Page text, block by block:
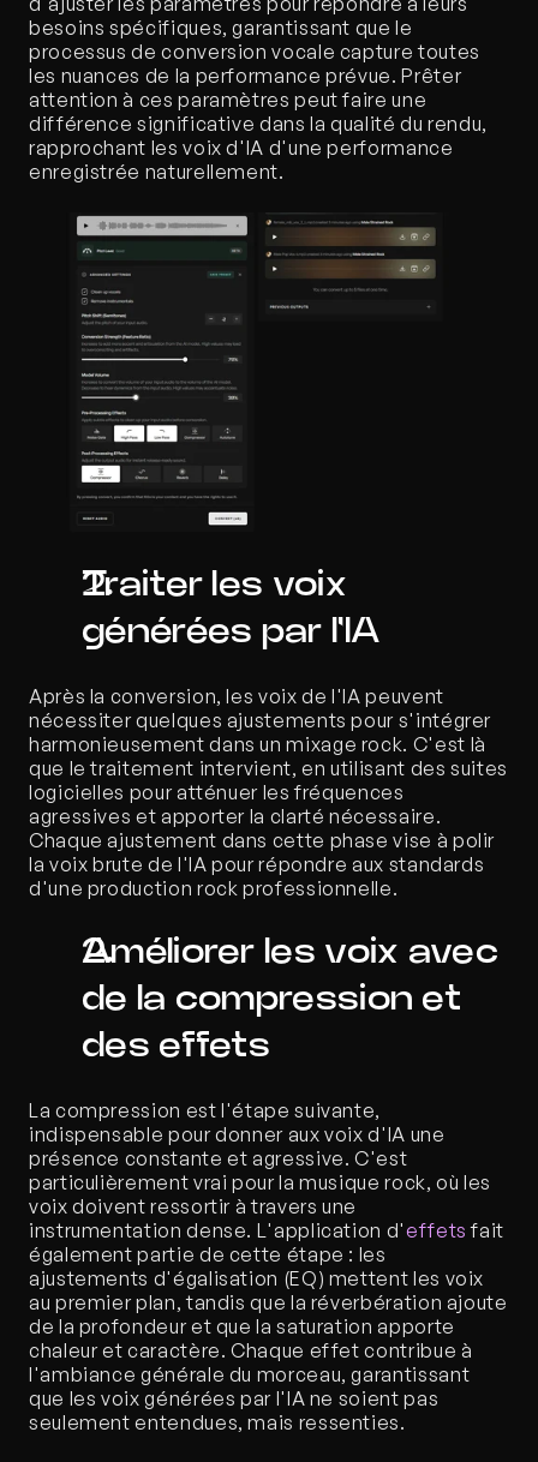
besoins spécifiques, garantissant que le
processus de conversion vocale capture toutes
les nuances de la performance prévue. Prêter
attention à ces paramètres peut faire une
différence significative dans la qualité du rendu,
rapprochant les voix d'IA d'une performance
enregistrée naturellement.
Traiter les voix
générées par l'IA
Après la conversion, les voix de l'IA peuvent
nécessiter quelques ajustements pour s'intégrer
harmonieusement dans un mixage rock. C'est là
que le traitement intervient, en utilisant des suites
logicielles pour atténuer les fréquences
agressives et apporter la clarté nécessaire.
Chaque ajustement dans cette phase vise à polir
la voix brute de l'IA pour répondre aux standards
d'une production rock professionnelle.
Améliorer les voix avec
de la compression et
des effets
La compression est l'étape suivante,
indispensable pour donner aux voix d'IA une
présence constante et agressive. C'est
particulièrement vrai pour la musique rock, où les
voix doivent ressortir à travers une
instrumentation dense. L'application d'effets fait
également partie de cette étape : les
ajustements d'égalisation (EQ) mettent les voix
au premier plan, tandis que la réverbération ajoute
de la profondeur et que la saturation apporte
chaleur et caractère. Chaque effet contribue à
l'ambiance générale du morceau, garantissant
que les voix générées par l'IA ne soient pas
seulement entendues, mais ressenties.